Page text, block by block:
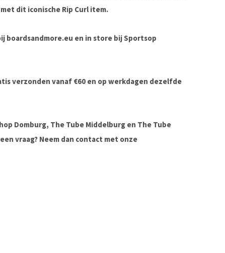
dit iconische Rip Curl item.
boardsandmore.eu en in store bij Sportsop
verzonden vanaf €60 en op werkdagen dezelfde
Domburg, The Tube Middelburg en The Tube
vraag? Neem dan contact met onze